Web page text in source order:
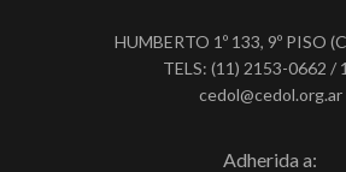
HUMBERTO 1º 133, 9º PISO
TELS: (11) 2153-0662 /
cedol@cedol.org.ar
Adherida a: